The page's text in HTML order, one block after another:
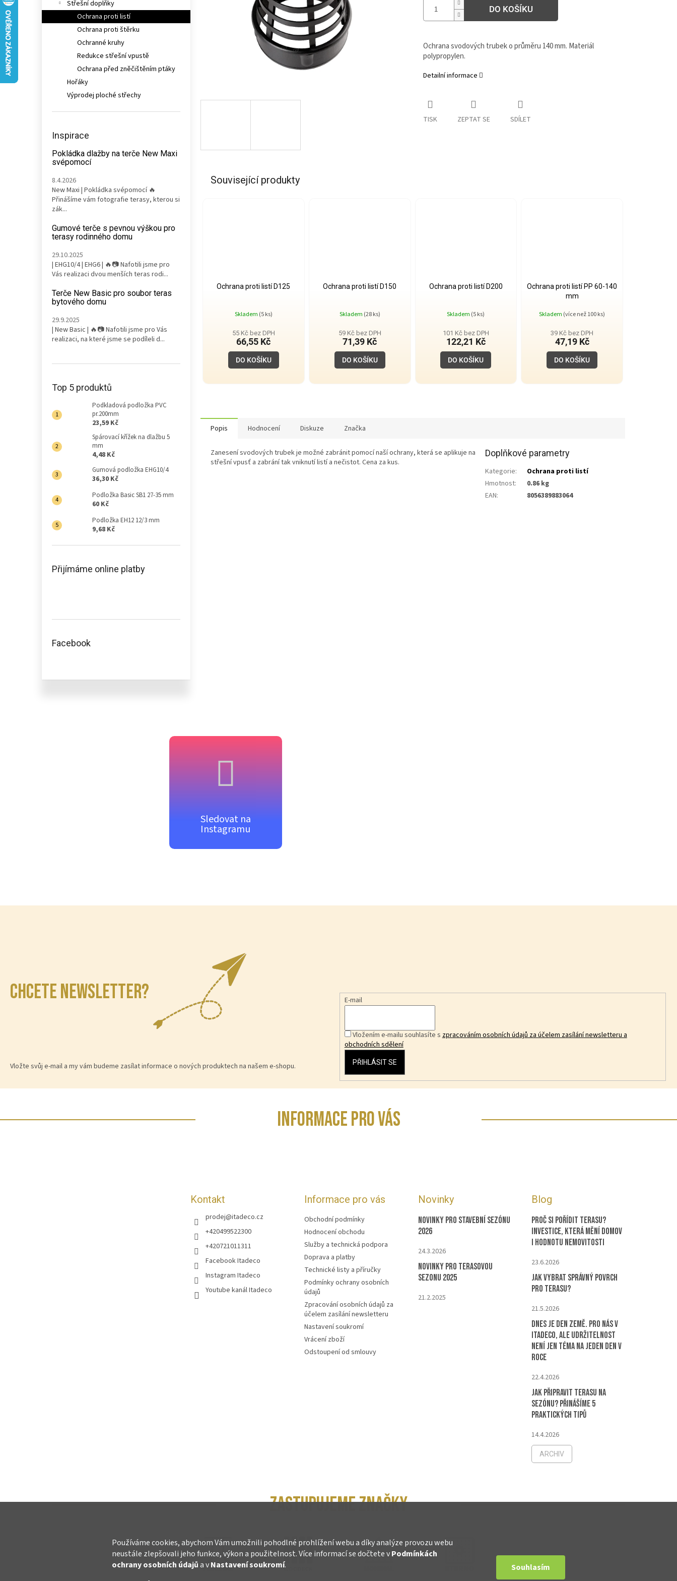
Používáme cookies, abychom Vám umožnili pohodlné prohlížení webu a díky analýze provozu webu
neustále zlepšovali jeho funkce, výkon a použitelnost. Více informací se dočtete vPodmínkách
ochrany osobních údajůa vNastavení soukromí.
Souhlasím
Střešní doplňky
Ochrana proti listí
Ochrana proti štěrku
Ochranné kruhy
Redukce střešní vpustě
Ochrana před zněčištěním ptáky
Hořáky
Výprodej ploché střechy
Inspirace
Pokládka dlažby na terče New Maxi
svépomocí
8.4.2026
New Maxi | Pokládka svépomocí 🔥
Přinášíme vám fotografie terasy, kterou si
zák...
Gumové terče s pevnou výškou pro
terasy rodinného domu
29.10.2025
| EHG10/4 | EHG6 | 🔥📷 Nafotili jsme pro
Vás realizaci dvou menších teras rodi...
Terče New Basic pro soubor teras
bytového domu
29.9.2025
| New Basic | 🔥📷 Nafotili jsme pro Vás
realizaci, na které jsme se podíleli d...
Top 5 produktů
Podkladová podložka PVC
pr.200mm
23,59 Kč
Spárovací křížek na dlažbu 5
mm
4,48 Kč
Gumová podložka EHG10/4
36,30 Kč
Podložka Basic SB1 27-35 mm
60 Kč
Podložka EH12 12/3 mm
9,68 Kč
Přijímáme online platby
Facebook
DO KOŠÍKU
Ochrana svodových trubek o průměru 140 mm. Materiál
polypropylen.
Detailní informace
TISK ZEPTAT SE SDÍLET
Související produkty
Ochrana proti listí D125
Skladem (5 ks)
55 Kč bez DPH
66,55 Kč
DO KOŠÍKU
Ochrana proti listí D150
Skladem (28 ks)
59 Kč bez DPH
71,39 Kč
DO KOŠÍKU
Ochrana proti listí D200
Skladem (5 ks)
101 Kč bez DPH
122,21 Kč
DO KOŠÍKU
Ochrana proti listí PP 60-140
mm
Skladem (více než 100 ks)
39 Kč bez DPH
47,19 Kč
DO KOŠÍKU
Popis Hodnocení Diskuze Značka
Zanesení svodových trubek je možné zabránit pomocí naší ochrany, která se aplikuje na
střešní vpusť a zabrání tak vniknutí listí a nečistot. Cena za kus.
Doplňkové parametry
Kategorie:
Ochrana proti listí
Hmotnost:
0.86 kg
EAN: 8056389883064
Sledovat na
Instagramu
CHCETE NEWSLETTER?
Vložte svůj e-mail a my vám budeme zasílat informace o nových produktech na našem e-shopu.
E-mail
Vložením e-mailu souhlasíte szpracováním osobních údajů za účelem zasílání newsletteru a
obchodních sdělení
PŘIHLÁSIT SE
INFORMACE PRO VÁS
Kontakt
prodej@itadeco.cz
+420499522300
+420721011311
Facebook Itadeco
Instagram Itadeco
Youtube kanál Itadeco
Informace pro vás
Obchodní podmínky
Hodnocení obchodu
Služby a technická podpora
Doprava a platby
Technické listy a příručky
Podmínky ochrany osobních
údajů
Zpracování osobních údajů za
účelem zasílání newsletteru
Nastavení soukromí
Vrácení zboží
Odstoupení od smlouvy
Novinky
Novinky pro stavební sezónu
2026
24.3.2026
Novinky pro terasovou
sezonu 2025
21.2.2025
Blog
Proč si pořídit terasu?
Investice, která mění domov
i hodnotu nemovitosti
23.6.2026
Jak vybrat správný povrch
pro terasu?
21.5.2026
Dnes je Den Země. Pro nás v
ITADECO, ale udržitelnost
není jen téma na jeden den v
roce
22.4.2026
Jak připravit terasu na
sezónu? Přinášíme 5
praktických tipů
14.4.2026
ARCHIV
ZASTUPUJEME ZNAČKY